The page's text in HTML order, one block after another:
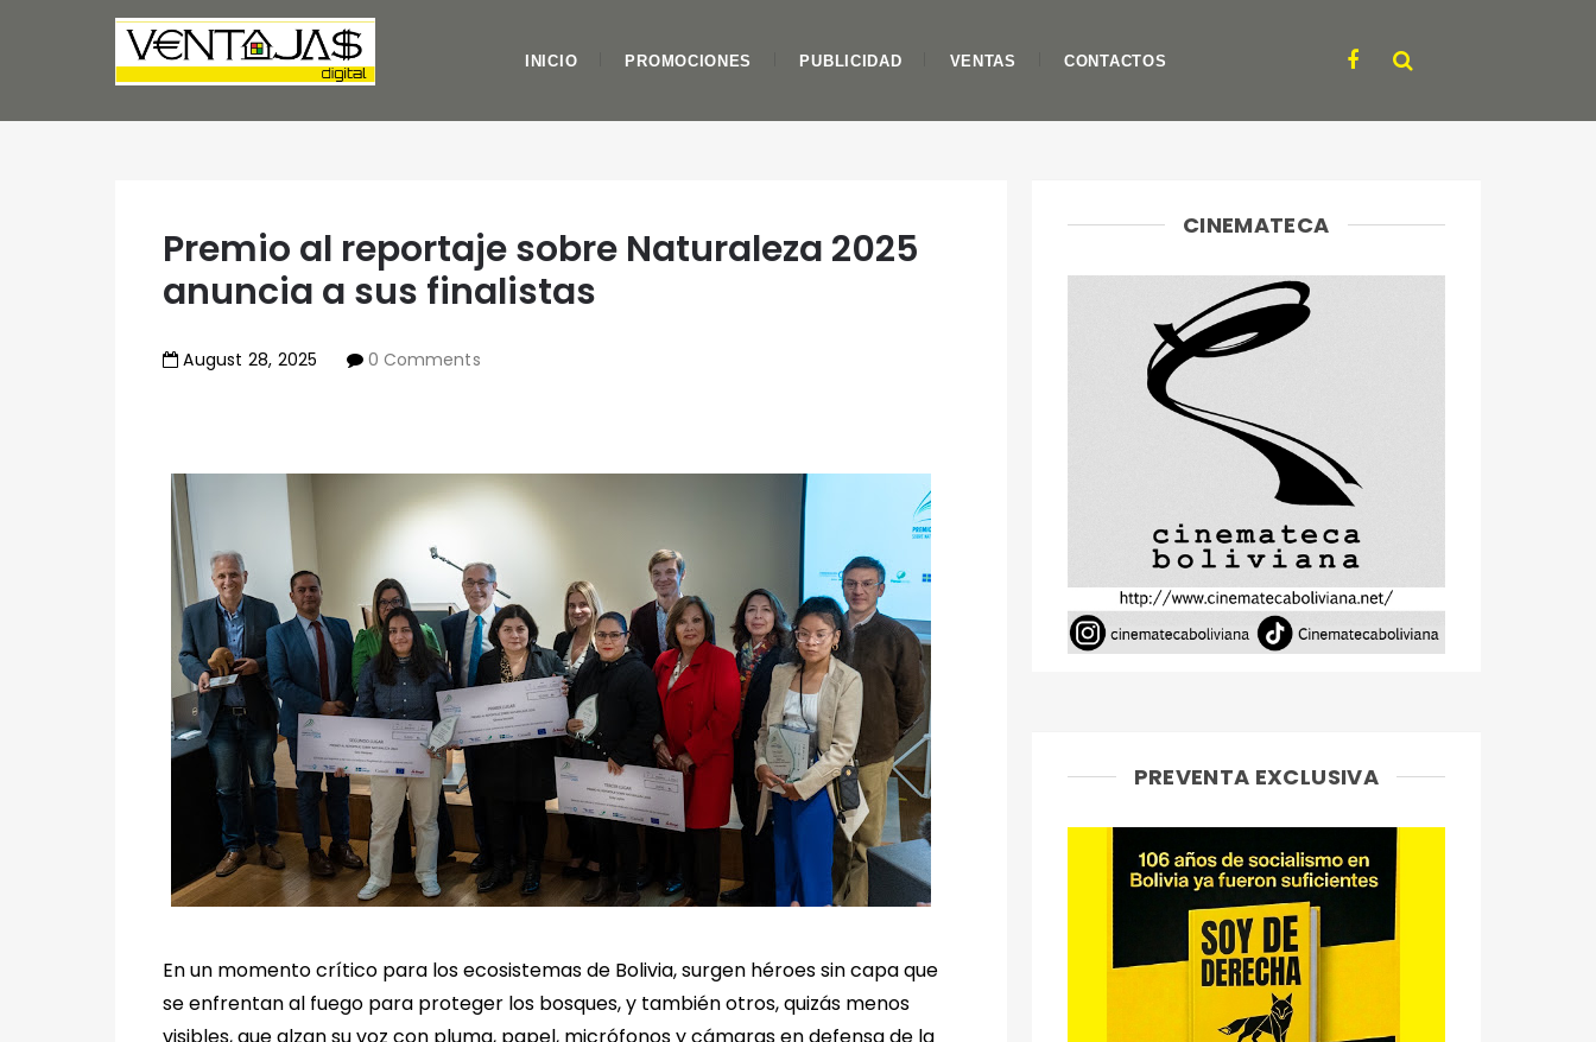
INICIO PROMOCIONES PUBLICIDAD VENTAS CONTACTOS
Premio al reportaje sobre Naturaleza 2025
anuncia a sus finalistas
August 28, 2025 0 Comments
En un momento crítico para los ecosistemas de Bolivia, surgen héroes sin capa que
se enfrentan al fuego para proteger los bosques, y también otros, quizás menos
CINEMATECA
PREVENTA EXCLUSIVA